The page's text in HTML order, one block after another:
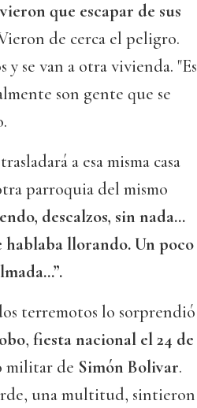
que escapar de sus
de cerca el peligro.
se van a otra vivienda. "Es
son gente que se
a esa misma casa
parroquia del mismo
descalzos, sin nada…
hablaba llorando. Un poco
terremotos lo sorprendió
, fiesta nacional el 24 de
militar de Simón Bolivar.
una multitud, sintieron